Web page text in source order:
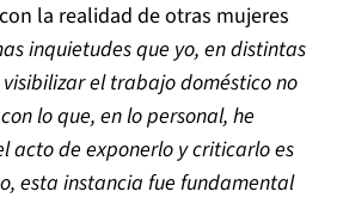
la realidad de otras mujeres
inquietudes que yo, en distintas
el trabajo doméstico no
lo que, en lo personal, he
acto de exponerlo y criticarlo es
esta instancia fue fundamental